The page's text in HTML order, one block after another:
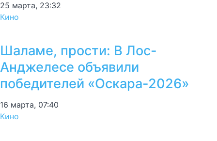
25 марта, 23:32
Кино
Шаламе, прости: В Лос-
Анджелесе объявили
победителей «Оскара-2026»
16 марта, 07:40
Кино